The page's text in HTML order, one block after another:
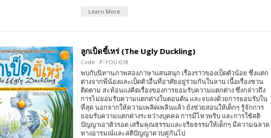
Learn More
ลูกเป็ดขี้เหร่ (The Ugly Duckling)
Code : P-YOU-018
พบกับนิทานภาพสองภาษาแสนสนุก เรื่องราวของเป็ดตัวน้อย ซึ่งแตก
ต่างจากพี่น้องและเป็ดตัวอื่นที่อาศัยอยู่ร่วมกันในลาน เนื้อเรื่องชวน
ติดตาม สะท้อนแง่คิดเรื่องของการยอมรับความแตกต่าง ซึ่งกล่าวถึง
การไม่ยอมรับความแตกต่างในตอนต้น และจบลงด้วยการยอมรับใน
ที่สุด นอกจากให้ความเพลิดเพลินแล้ว ยังช่วยสอนให้เด็กๆ รู้จักการ
ยอมรับความแตกต่างระหว่างบุคคล การมีไหวพริบ และการใช้สติ
ปัญญาเอาตัวรอด เสริมคุณธรรมและจริยธรรมให้เด็กๆ มีความฉลาด
ทางอารมณ์และสติปัญญาควบคู่กันไป